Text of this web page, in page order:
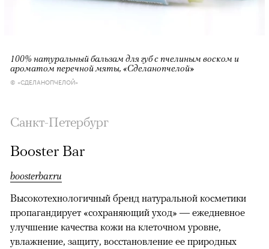
100% натуральный бальзам для губ с пчелиным воском и
ароматом перечной мяты, «Сделанопчелой»
© «СДЕЛАНОПЧЕЛОЙ»
Санкт-Петербург
Booster Bar
boosterbar.ru
Высокотехнологичный бренд натуральной косметики
пропагандирует «сохраняющий уход» — ежедневное
улучшение качества кожи на клеточном уровне,
увлажнение, защиту, восстановление ее природных